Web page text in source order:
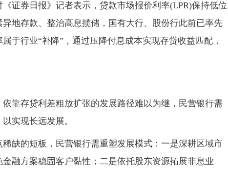
券日报》记者表示，贷款市场报价利率(LPR)保持低位
地存款、整治高息揽储，国有大行、股份行此前已率先
于行业“补降”，通过压降付息成本实现存贷收益匹配，
存贷利差粗放扩张的发展路径难以为继，民营银行需
实现长远发展。
的短板，民营银行需重塑发展模式：一是深耕区域市
融方案稳固客户黏性；二是依托股东资源拓展非息业